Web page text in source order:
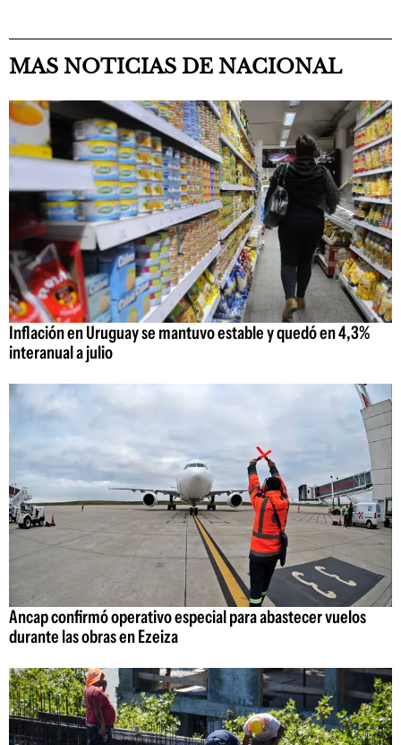
MAS NOTICIAS DE NACIONAL
Inflación en Uruguay se mantuvo estable y quedó en 4,3%
interanual a julio
Ancap confirmó operativo especial para abastecer vuelos
durante las obras en Ezeiza